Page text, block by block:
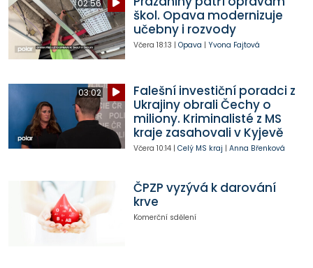
02:56
škol. Opava modernizuje
učebny i rozvody
Včera 18:13 | Opava | Yvona Fajtová
03:02
Falešní investiční poradci z
Ukrajiny obrali Čechy o
miliony. Kriminalisté z MS
kraje zasahovali v Kyjevě
Včera 10:14| Celý MS kraj | Anna Břenková
ČPZP vyzývá k darování
krve
Komerční sdělení